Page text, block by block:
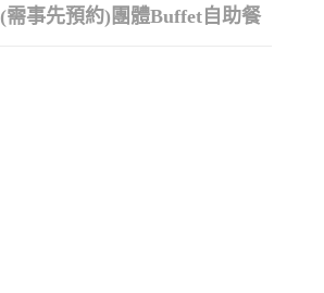
(需事先預約)團體Buffet自助餐